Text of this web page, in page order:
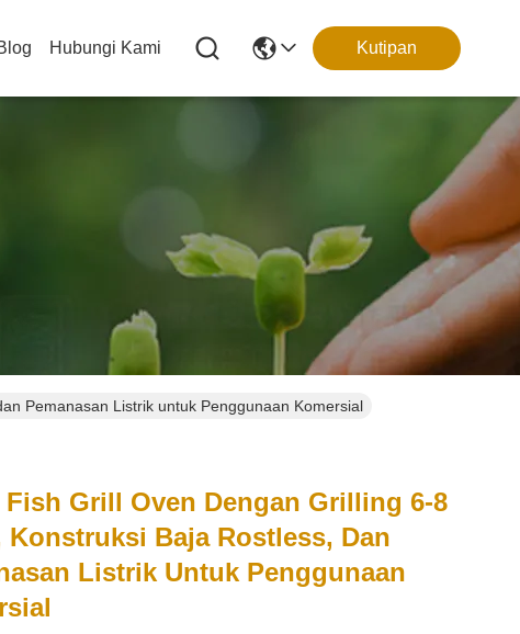
Hubungi Kami Kutipan
Pemanasan Listrik untuk Penggunaan Komersial
Fish Grill Oven Dengan Grilling 6-8
Konstruksi Baja Rostless, Dan
Listrik Untuk Penggunaan